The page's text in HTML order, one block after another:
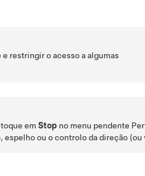
restringir o acesso a algumas
toque emStop no menu pendente
espelho ou ocontrolo da direção (ou